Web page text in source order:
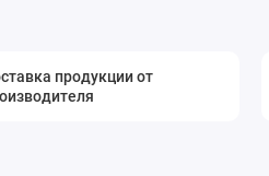
продукции от